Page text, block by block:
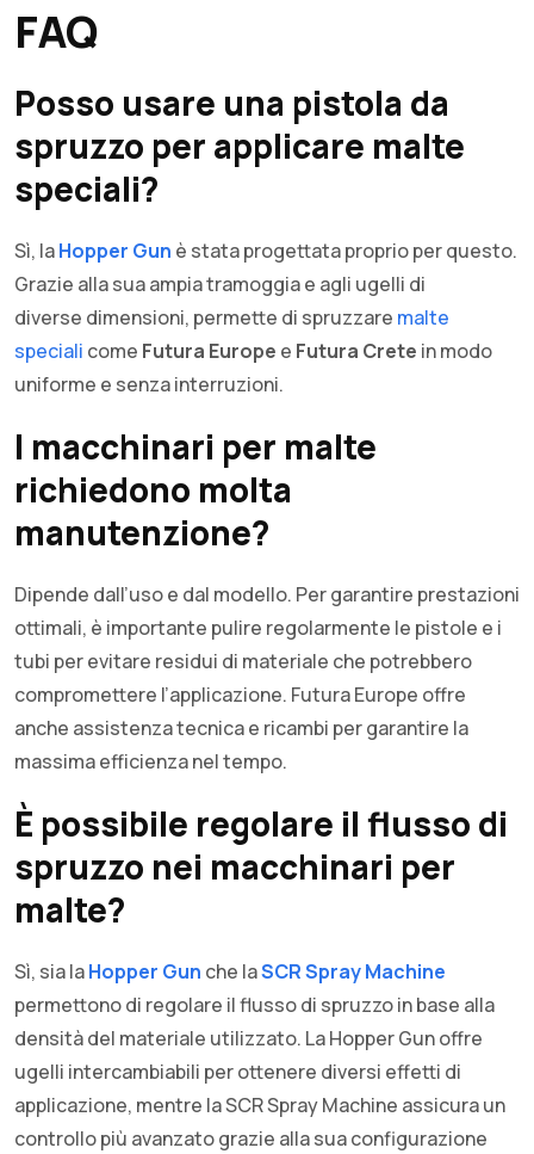
FAQ
Posso usare una pistola da
spruzzo per applicare malte
speciali?
Sì, laHopper Gun è stata progettata proprio per questo.
Grazie alla sua ampia tramoggia e agli ugelli di
diverse dimensioni, permette di spruzzare malte
speciali come Futura Europe e Futura Crete in modo
uniforme e senza interruzioni.
I macchinari per malte
richiedono molta
manutenzione?
Dipende dall’uso e dal modello. Per garantire prestazioni
ottimali, è importante pulire regolarmente le pistole e i
tubi per evitare residui di materiale che potrebbero
compromettere l’applicazione. Futura Europe offre
anche assistenza tecnica e ricambi per garantire la
massima efficienza nel tempo.
È possibile regolare il flusso di
spruzzo nei macchinari per
malte?
Sì, sia laHopper Gun che laSCR Spray Machine
permettono di regolare il flusso di spruzzo in base alla
densità del materiale utilizzato. La Hopper Gun offre
ugelli intercambiabili per ottenere diversi effetti di
applicazione, mentre la SCR Spray Machine assicura un
controllo più avanzato grazie alla sua configurazione